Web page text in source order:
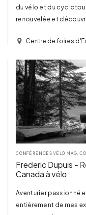
du vélo et du
renouvelée et
Centre de foires
TERMINÉ
CONFÉRENCES VÉLO MAG ,
Frederic Dupuis -
Canada à vélo
Aventurier passionné
entièrement de mes